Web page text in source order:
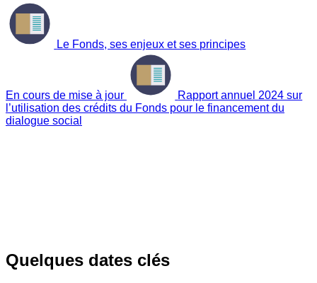
Le Fonds, ses enjeux et ses principes
En cours de mise à jour
Rapport annuel 2024 sur
l’utilisation des crédits du Fonds pour le financement du
dialogue social
Quelques dates clés